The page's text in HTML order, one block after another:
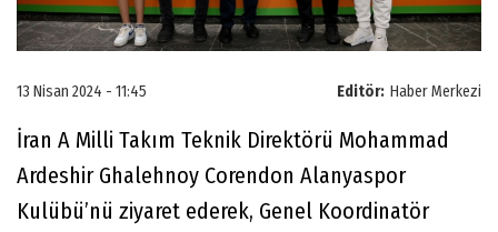
Editör: Haber Merkezi
13 Nisan 2024 - 11:45
İran A Milli Takım Teknik Direktörü Mohammad
Ardeshir Ghalehnoy Corendon Alanyaspor
Kulübü’nü ziyaret ederek, Genel Koordinatör